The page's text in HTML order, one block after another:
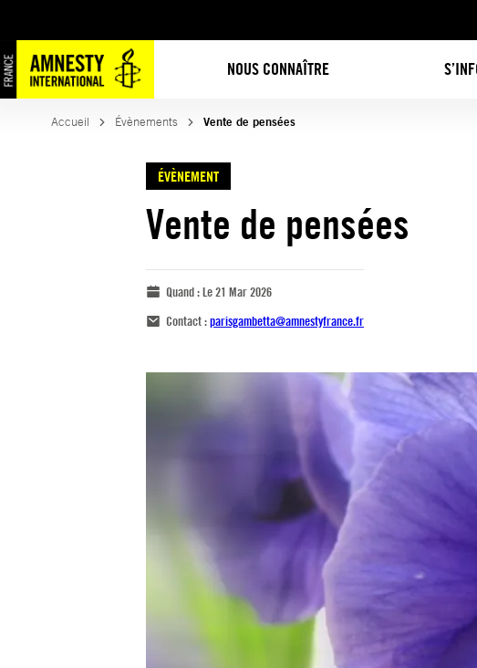
NOUS CONNAÎTRE
Accueil Évènements Vente de pensées
ÉVÈNEMENT
Vente de pensées
Quand :Le 21 Mar 2026
Contact :parisgambetta@amnestyfrance.fr